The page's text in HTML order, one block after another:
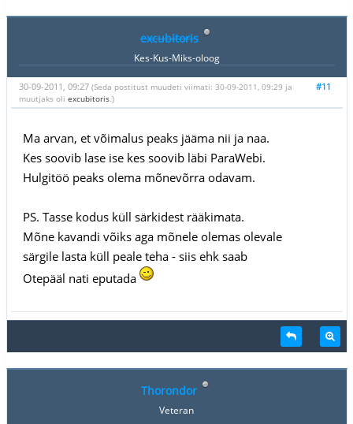
excubitoris
Kes-Kus-Miks-oloog
#11
30-09-2011, 09:27 (Seda postitust muudeti viimati: 30-09-2011, 09:29 ja
muutjaks oli excubitoris.)
Ma arvan, et võimalus peaks jääma nii ja naa.
Kes soovib lase ise kes soovib läbi ParaWebi.
Hulgitöö peaks olema mõnevõrra odavam.
PS. Tasse kodus küll särkidest rääkimata.
Mõne kavandi võiks aga mõnele olemas olevale
särgile lasta küll peale teha - siis ehk saab
Otepääl nati eputada
Thorondor
Veteran